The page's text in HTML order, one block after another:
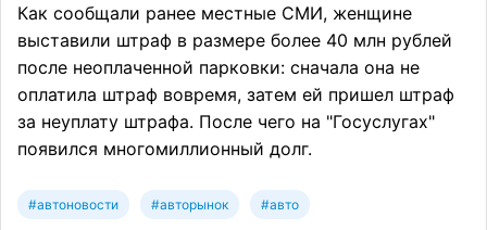
Как сообщали ранее местные СМИ, женщине
выставили штраф в размере более 40 млн рублей
после неоплаченной парковки: сначала она не
оплатила штраф вовремя, затем ей пришел штраф
за неуплату штрафа. После чего на "Госуслугах"
появился многомиллионный долг.
#автоновости #авторынок #авто